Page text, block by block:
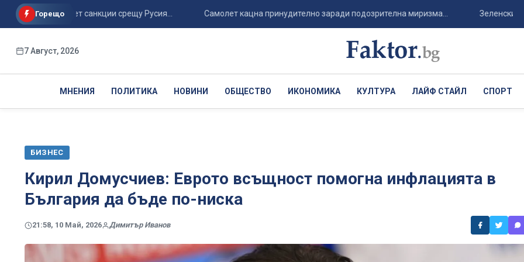
Горещо
пакет санкции срещу Русия... Самолет кацна принудително заради подозрителна миризма... Зеленски
7 Август, 2026
МНЕНИЯ ПОЛИТИКА НОВИНИ ОБЩЕСТВО ИКОНОМИКА КУЛТУРА ЛАЙФ СТАЙЛ СПОРТ
БИЗНЕС
Кирил Домусчиев: Еврото всъщност помогна инфлацията в
България да бъде по-ниска
21:58, 10 Май, 2026 Димитър Иванов